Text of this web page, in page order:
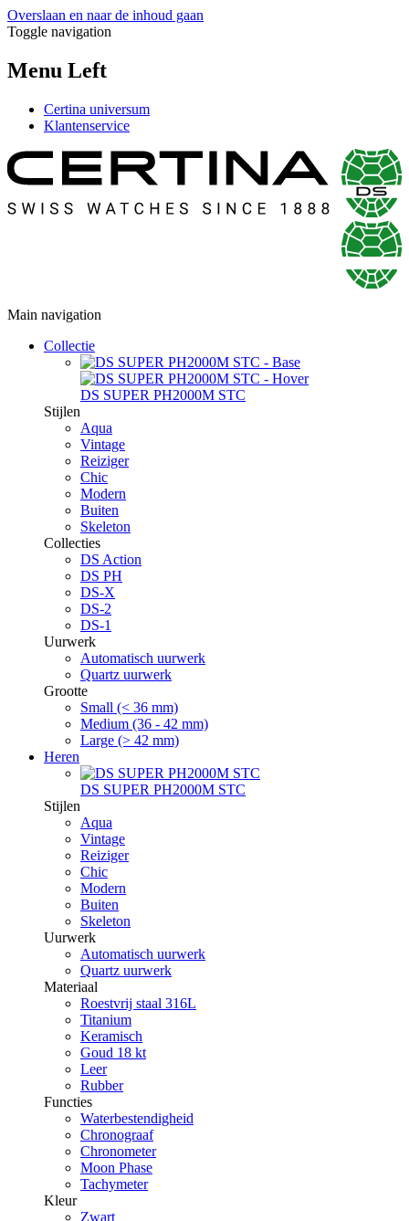
Overslaan en naar de inhoud gaan
Toggle navigation
Menu Left
Certina universum
Klantenservice
Main navigation
Collectie
DS SUPER PH2000M STC
Stijlen
Aqua
Vintage
Reiziger
Chic
Modern
Buiten
Skeleton
Collecties
DS Action
DS PH
DS-X
DS-2
DS-1
Uurwerk
Automatisch uurwerk
Quartz uurwerk
Grootte
Small (< 36 mm)
Medium (36 - 42 mm)
Large (> 42 mm)
Heren
DS SUPER PH2000M STC
Stijlen
Aqua
Vintage
Reiziger
Chic
Modern
Buiten
Skeleton
Uurwerk
Automatisch uurwerk
Quartz uurwerk
Materiaal
Roestvrij staal 316L
Titanium
Keramisch
Goud 18 kt
Leer
Rubber
Functies
Waterbestendigheid
Chronograaf
Chronometer
Moon Phase
Tachymeter
Kleur
Zwart